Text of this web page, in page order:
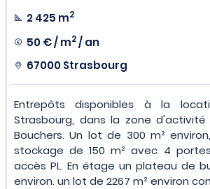
2 425 m2
50 € / m2/ an
67000 Strasbourg
Entrepôts disponibles à la
Strasbourg, dans la zone
Bouchers. Un lot de 300 m²
stockage de 150 m² avec 4
accès PL. En étage un plateau de
environ. un lot de 2267 m² environ